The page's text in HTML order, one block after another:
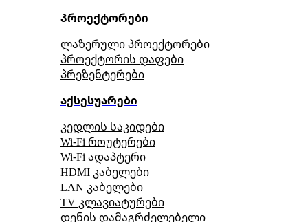
პროექტორები
ლაზერული პროექტორები
პროექტორის დაფები
პრეზენტერები
აქსესუარები
კედლის საკიდები
Wi-Fi როუტერები
Wi-Fi ადაპტერი
HDMI კაბელები
LAN კაბელები
TV კლავიატურები
დენის დამაგრძელებელი